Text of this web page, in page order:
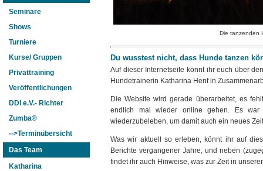
Seminare
Shows
Turniere
Kurse/ Gruppen
Privattraining
Veröffentlichungen
DDI e.V.- Richter
Zumba®
-->Terminübersicht
Das Team
Katharina
Die tanzenden
Du wusstest nicht, dass Hunde tanzen
Auf dieser Internetseite könnt ihr euch über
Hundetrainerin Katharina Henf in
Die Website wird gerade überarbeitet, es
endlich mal wieder online gehen. Es war
wiederzubeleben, um damit auch ein neues
Was wir aktuell so erleben, könnt ihr auf
Berichte vergangener Jahre, und neben
findet ihr auch Hinweise, was zur Zeit in